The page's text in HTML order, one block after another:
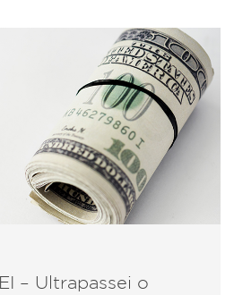
– Ultrapassei o